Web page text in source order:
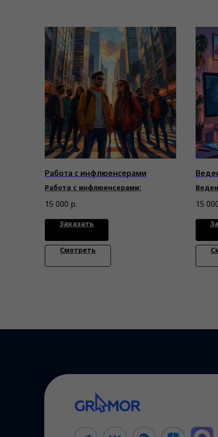
Работа с инфлюенсерами
Работа с инфлюенсерами:
бренда
15 000 р.
Заказать
Смотреть
15